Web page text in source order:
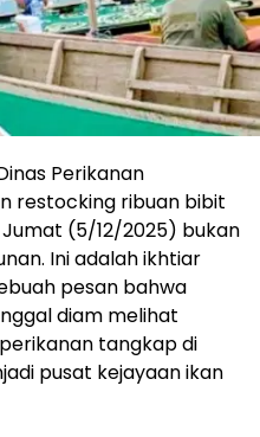
Perikanan
restocking ribuan bibit
(5/12/2025) bukan
Ini adalah ikhtiar
pesan bahwa
diam melihat
tangkap di
pusat kejayaan ikan